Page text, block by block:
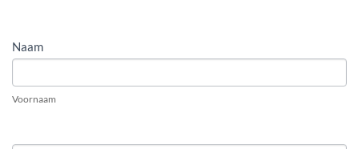
OFFERTE
VRIJBLIJVEND
EN
Naam
Voornaam